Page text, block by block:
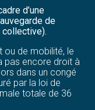
d’une
de
collective).
ou de mobilité, le
pas encore droit à
dans un congé
par la loi de
totale de 36